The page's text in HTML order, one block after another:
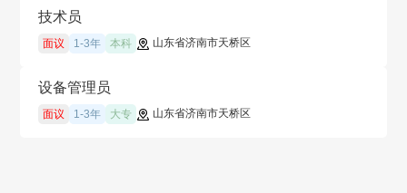
技术员
面议 1-3年 本科 山东省济南市天桥区
设备管理员
面议 1-3年 大专 山东省济南市天桥区